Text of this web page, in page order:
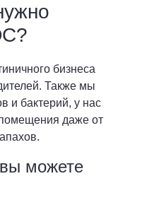
бизнеса
Также мы
и бактерий, у нас
даже от
можете